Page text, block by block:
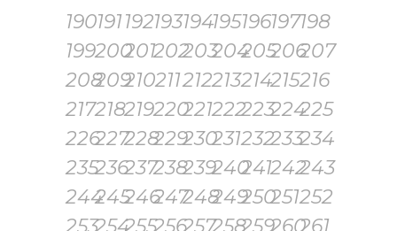
190191192193194195196197198
199200201202203204205206207
208209210211212213214215216
217218219220221222223224225
226227228229230231232233234
235236237238239240241242243
244245246247248249250251252